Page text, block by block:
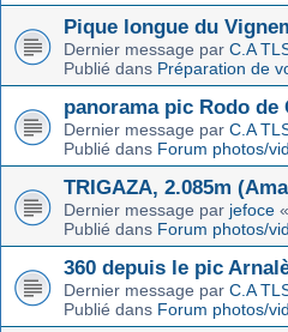
Pique longue du
Dernier message par C.A
Publié dans Préparation de
panorama pic Rodo de
Dernier message par C.A
Publié dans Forum photos/
TRIGAZA, 2.085m
Dernier message par jefoce «
Publié dans Forum photos/
360 depuis le pic
Dernier message par C.A
Publié dans Forum photos/